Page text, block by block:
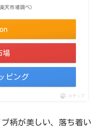
天市場調べ）
場
ピング
ポチップ
柄が美しい、落ち着い